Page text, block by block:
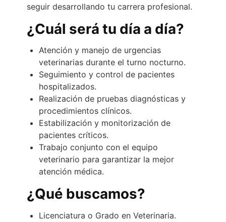
seguir desarrollando tu carrera profesional.
¿Cuál será tu día a día?
Atención y manejo de urgencias
veterinarias durante el turno nocturno.
Seguimiento y control de pacientes
hospitalizados.
Realización de pruebas diagnósticas y
procedimientos clínicos.
Estabilización y monitorización de
pacientes críticos.
Trabajo conjunto con el equipo
veterinario para garantizar la mejor
atención médica.
¿Qué buscamos?
Licenciatura o Grado en Veterinaria.